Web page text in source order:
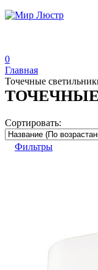
0
Главная
Точечные
Сортировать:
Фильтры